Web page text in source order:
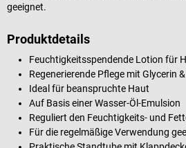
geeignet.
Produktdetails
Feuchtigkeitsspendende Lotion für
Regenerierende Pflege mit Glycerin
Ideal für beanspruchte Haut
Auf Basis einer Wasser-Öl-Emulsion
Reguliert den Feuchtigkeits- und
Für die regelmäßige Verwendung